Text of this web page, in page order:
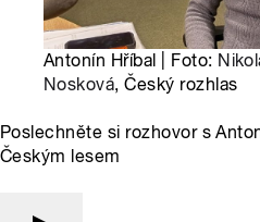
Antonín Hříbal | Foto:
Nosková, Český rozhlas
Poslechněte si rozhovor s
Českým lesem